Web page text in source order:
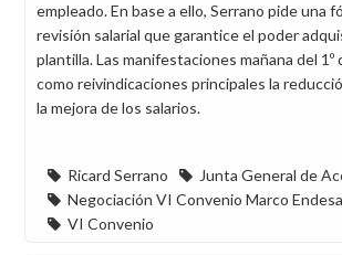
empleado. En base a ello, Serrano pide una
revisión salarial que garantice el poder
plantilla. Las manifestaciones mañana del
como reivindicaciones principales la
la mejora de los salarios.
Ricard Serrano
Junta General de
Negociación VI Convenio Marco Endesa
VI Convenio